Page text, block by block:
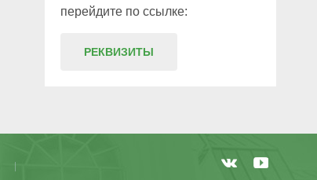
перейдите по ссылке:
РЕКВИЗИТЫ